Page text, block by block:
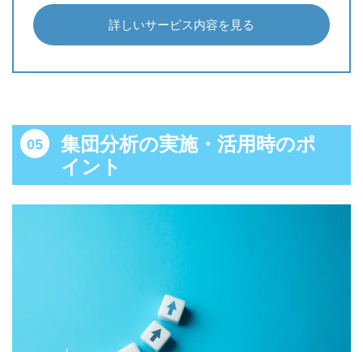
詳しいサービス内容を見る
集団分析の実施・活用時のポ
イント